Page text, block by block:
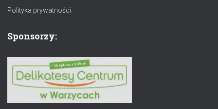
Polityka prywatności
Sponsorzy: